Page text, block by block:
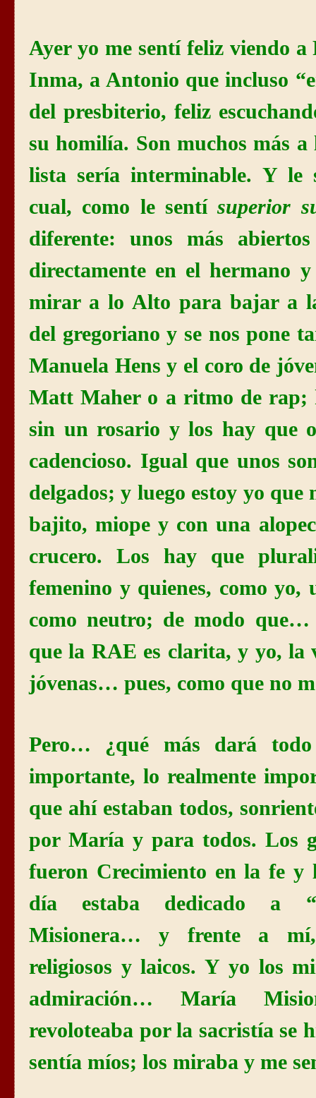
Ayer yo me sentí feliz viendo
Inma, a Antonio que incluso
del presbiterio, feliz
su homilía. Son muchos más
lista sería interminable. Y
cual, como le sentísuperior
diferente: unos más
directamente en el hermano
mirar a lo Alto para bajar a
del gregoriano y se nos pone
Manuela Hens y el coro de
Matt Maher o a ritmo de rap;
sin un rosario y los hay que
cadencioso. Igual que unos
delgados; y luego estoy yo
bajito, miope y con una
crucero. Los hay que
femenino y quienes, como
como neutro; de modo que…
quela RAE es clarita, y yo, la
jóvenas… pues, como que no
Pero… ¿qué más dará
importante, lo realmente
que ahí estaban todos,
por María y para todos. Los
fueron Crecimiento en la fe y
día estaba dedicado a
Misionera… y frente a mí,
religiosos y laicos. Y yo los
admiración… María
revoloteaba por la sacristía se
sentía míos; los miraba y me